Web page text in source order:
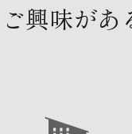
興味があ